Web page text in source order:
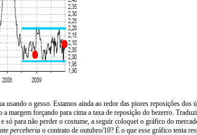
o gesso. Estamos ainda ao redor das piores reposições dos
margem forçando para cima a taxa de reposição do bezerro.
para não perder o costume, a seguir coloquei o gráfico do
perceberia o contrato de outubro/10? É o que esse gráfico tenta